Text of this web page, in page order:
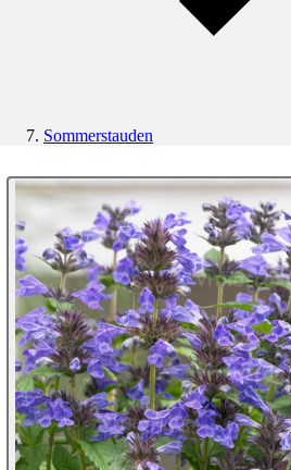
Sommerstauden